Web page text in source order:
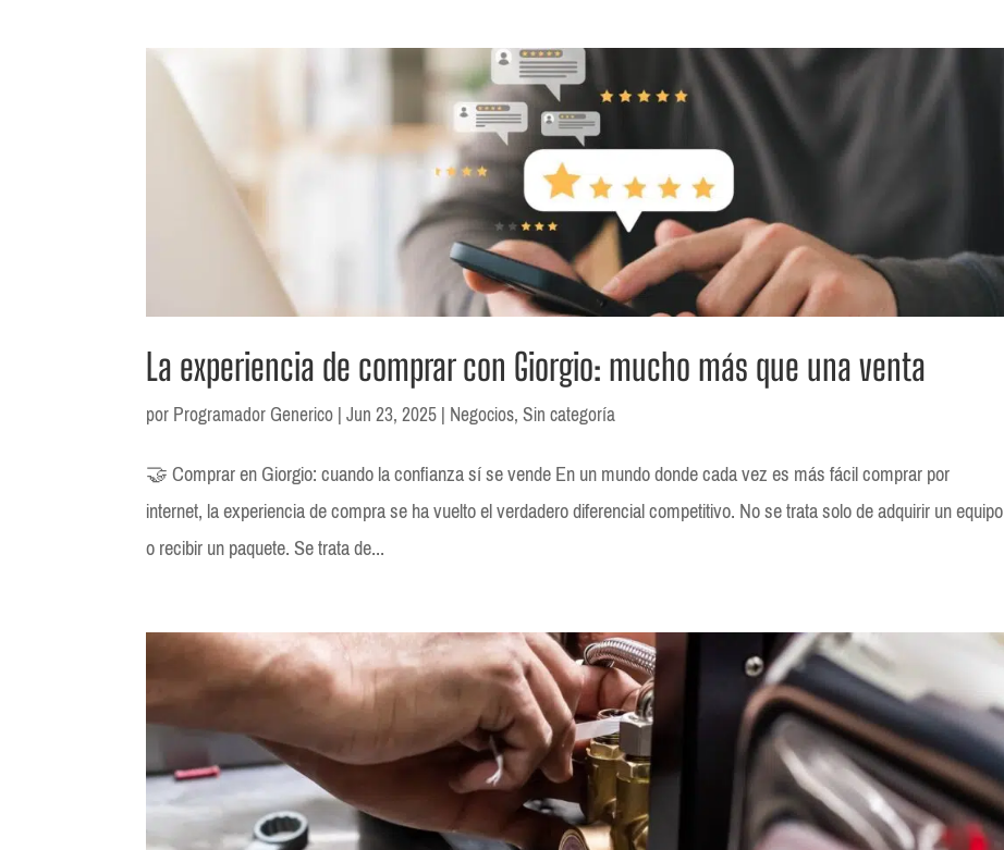
La experiencia de comprar con Giorgio: mucho más que una venta
porProgramador Generico|Jun 23, 2025|Negocios,Sin categoría
🤝 Comprar en Giorgio: cuando la confianza sí se vende En un mundo donde cada vez es más fácil comprar por
internet, la experiencia de compra se ha vuelto el verdadero diferencial competitivo. No se trata solo de adquirir un equipo
o recibir un paquete. Se trata de...